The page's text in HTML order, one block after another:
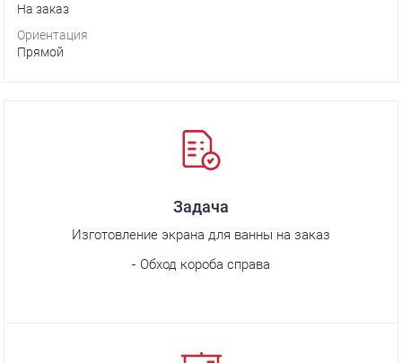
На заказ
Ориентация
Прямой
Задача
Изготовление экрана для ванны на заказ
Обход короба справа